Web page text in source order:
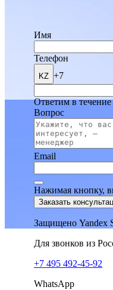
Имя
Телефон
KZ +7
Ответим в течение
Вопрос
Email
Нажимая кнопку,
Заказать
Защищено Yandex
Для звонков из
+7 495 492-45-92
WhatsApp